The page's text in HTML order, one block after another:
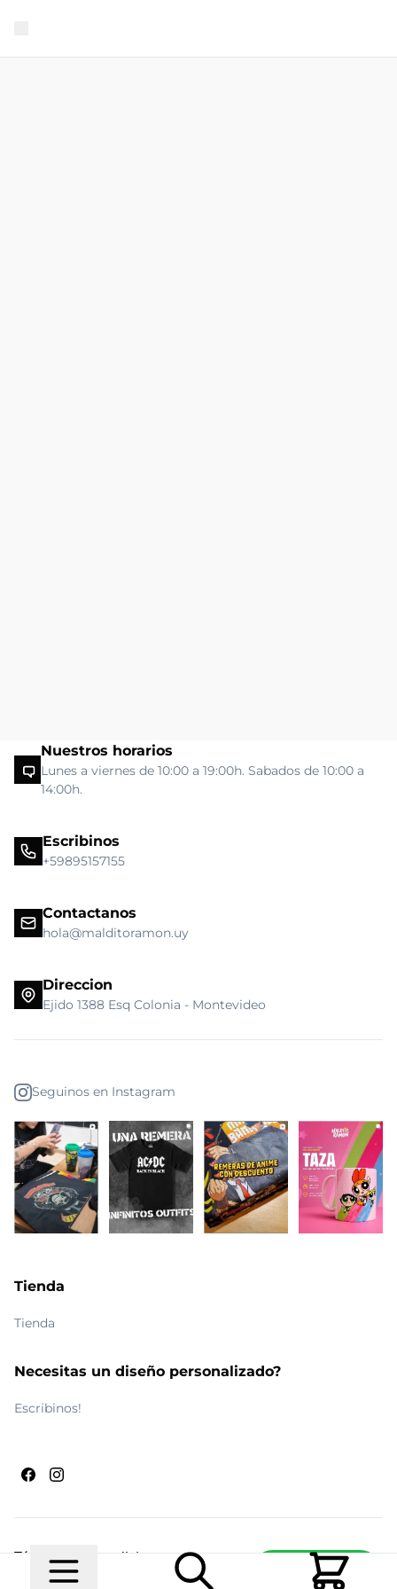
Escribinos
Nuestros horarios
Lunes a viernes de 10:00 a 19:00h. Sabados de 10:00 a
14:00h.
Escribinos
+59895157155
Contactanos
hola@malditoramon.uy
Direccion
Ejido 1388 Esq Colonia - Montevideo
Seguinos en Instagram
Tienda
Tienda
Necesitas un diseño personalizado?
Escribinos!
© 2026 Maldito RamónRealizado por Ecwid de
Términos y condiciones